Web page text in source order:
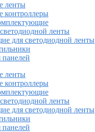
ленты
контроллеры
ленты
для светодиодной ленты
ленты
контроллеры
ленты
для светодиодной ленты